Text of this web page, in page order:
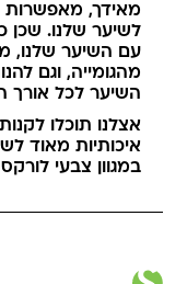
מאידך, מאפשרות
לשיער שלנו. שכן
עם השיער שלנו,
מהגומייה, וגם
השיער לכל אורך
אצלנו תוכלו
במגוון צבעי